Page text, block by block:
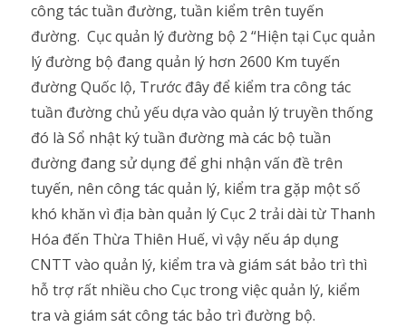
công tác tuần đường, tuần kiểm trên tuyến
đường. Cục quản lý đường bộ 2 “Hiện tại Cục quản
lý đường bộ đang quản lý hơn 2600 Km tuyến
đường Quốc lộ, Trước đây để kiểm tra công tác
tuần đường chủ yếu dựa vào quản lý truyền thống
đó là Sổ nhật ký tuần đường mà các bộ tuần
đường đang sử dụng để ghi nhận vấn đề trên
tuyến, nên công tác quản lý, kiểm tra gặp một số
khó khăn vì địa bàn quản lý Cục 2 trải dài từ Thanh
Hóa đến Thừa Thiên Huế, vì vậy nếu áp dụng
CNTT vào quản lý, kiểm tra và giám sát bảo trì thì
hỗ trợ rất nhiều cho Cục trong việc quản lý, kiểm
tra và giám sát công tác bảo trì đường bộ.